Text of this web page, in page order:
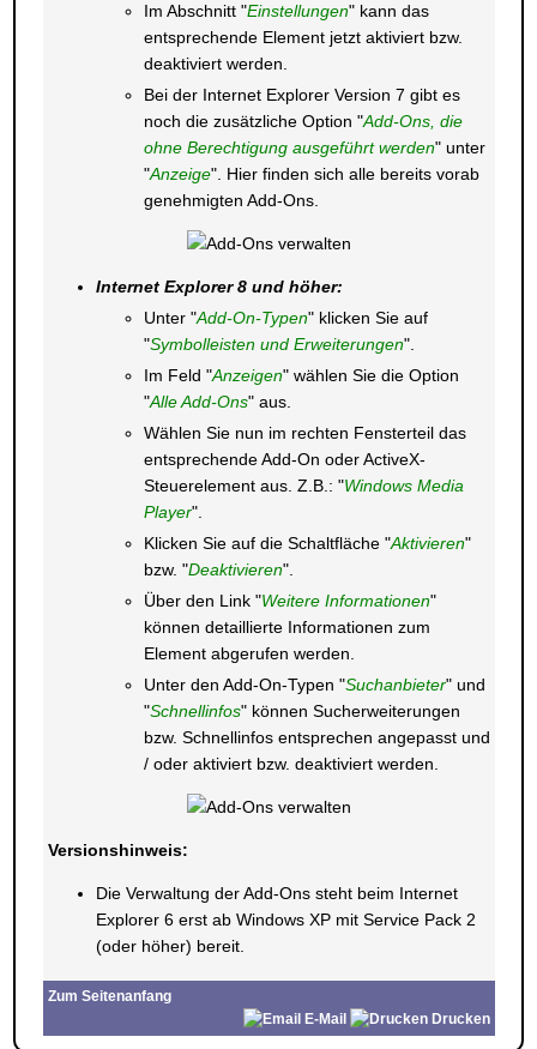
Im Abschnitt "Einstellungen" kann das
entsprechende Element jetzt aktiviert bzw.
deaktiviert werden.
Bei der Internet Explorer Version 7 gibt es
noch die zusätzliche Option "Add-Ons, die
ohne Berechtigung ausgeführt werden" unter
"Anzeige". Hier finden sich alle bereits vorab
genehmigten Add-Ons.
Internet Explorer 8 und höher:
Unter "Add-On-Typen" klicken Sie auf
"Symbolleisten und Erweiterungen".
Im Feld "Anzeigen" wählen Sie die Option
"Alle Add-Ons" aus.
Wählen Sie nun im rechten Fensterteil das
entsprechende Add-On oder ActiveX-
Steuerelement aus. Z.B.: "Windows Media
Player".
Klicken Sie auf die Schaltfläche "Aktivieren"
bzw. "Deaktivieren".
Über den Link "Weitere Informationen"
können detaillierte Informationen zum
Element abgerufen werden.
Unter den Add-On-Typen "Suchanbieter" und
"Schnellinfos" können Sucherweiterungen
bzw. Schnellinfos entsprechen angepasst und
/ oder aktiviert bzw. deaktiviert werden.
Versionshinweis:
Die Verwaltung der Add-Ons steht beim Internet
Explorer 6 erst ab Windows XP mit Service Pack 2
(oder höher) bereit.
Zum Seitenanfang
E-Mail
Drucken